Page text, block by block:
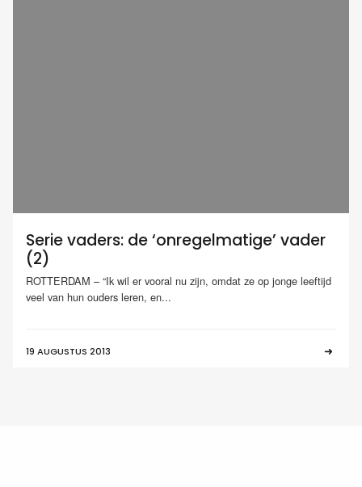
Serie vaders: de ‘onregelmatige’ vader
(2)
ROTTERDAM – “Ik wil er vooral nu zijn, omdat ze op jonge leeftijd
veel van hun ouders leren, en...
19 AUGUSTUS 2013